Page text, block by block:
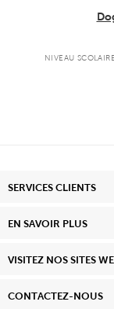
NIVEAU
SERVICES CLIENTS
EN SAVOIR PLUS
VISITEZ NOS SITES
CONTACTEZ-NOUS